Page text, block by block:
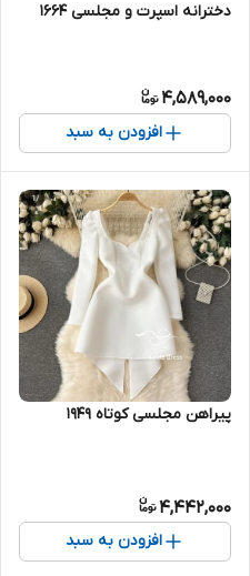
دخترانه اسپرت و مجلسی ۱۶۶۴
4,589,000
افزودن به سبد
پیراهن مجلسی کوتاه ۱۹۴۹
4,442,000
افزودن به سبد